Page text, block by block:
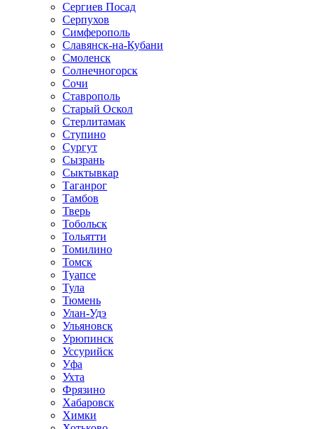
Сергиев Посад
Серпухов
Симферополь
Славянск-на-Кубани
Смоленск
Солнечногорск
Сочи
Ставрополь
Старый Оскол
Стерлитамак
Ступино
Сургут
Сызрань
Сыктывкар
Таганрог
Тамбов
Тверь
Тобольск
Тольятти
Томилино
Томск
Туапсе
Тула
Тюмень
Улан-Удэ
Ульяновск
Урюпинск
Уссурийск
Уфа
Ухта
Фрязино
Хабаровск
Химки